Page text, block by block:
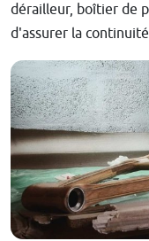
dérailleur, boîtier de
d'assurer la